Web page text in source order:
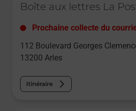
Boîte aux lettres La
Prochaine collecte du
112 Boulevard Georges
13200 Arles
Itinéraire